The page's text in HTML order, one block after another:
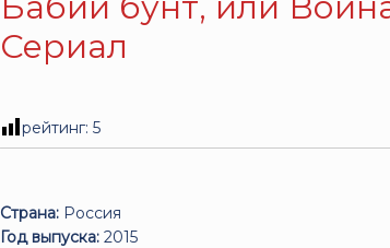
Сериал
рейтинг:5
Страна: Россия
Год выпуска: 2015